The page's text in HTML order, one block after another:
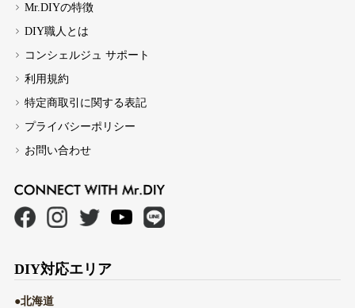
Mr.DIYの特徴
DIY職人とは
コンシェルジュ サポート
利用規約
特定商取引に関する表記
プライバシーポリシー
お問い合わせ
DIY対応エリア
●北海道